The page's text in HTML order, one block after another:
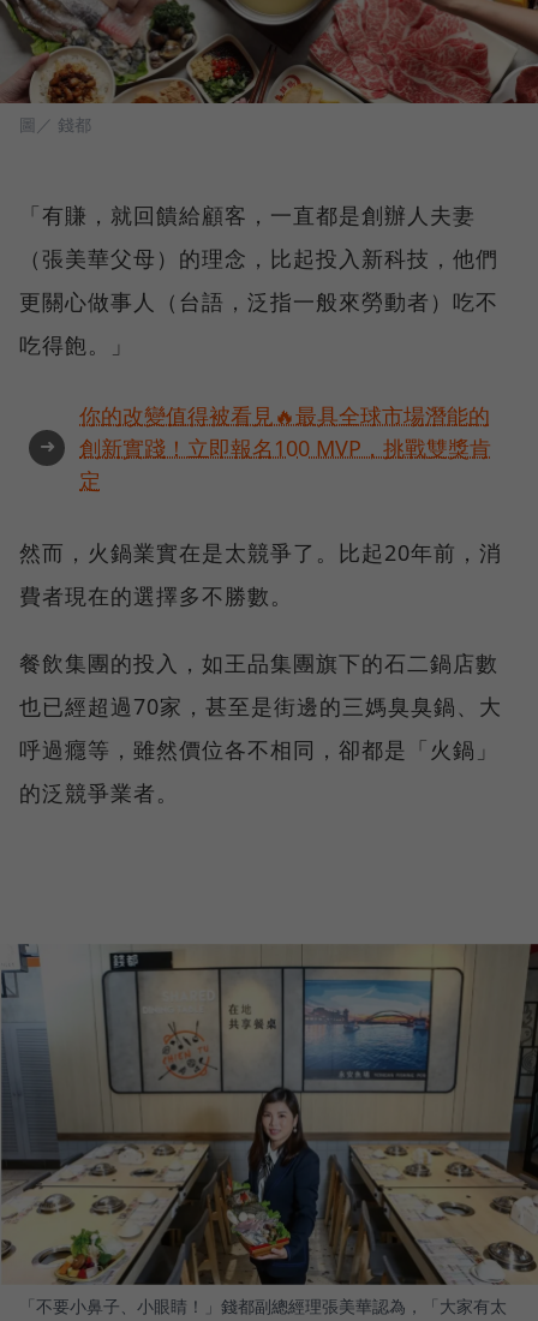
圖／ 錢都
「有賺，就回饋給顧客，一直都是創辦人夫妻
（張美華父母）的理念，比起投入新科技，他們
更關心做事人（台語，泛指一般來勞動者）吃不
吃得飽。」
➜
你的改變值得被看見🔥最具全球市場潛能的
創新實踐！立即報名100 MVP，挑戰雙獎肯
定
然而，火鍋業實在是太競爭了。比起20年前，消
費者現在的選擇多不勝數。
餐飲集團的投入，如王品集團旗下的石二鍋店數
也已經超過70家，甚至是街邊的三媽臭臭鍋、大
呼過癮等，雖然價位各不相同，卻都是「火鍋」
的泛競爭業者。
「不要小鼻子、小眼睛！」錢都副總經理張美華認為，「大家有太